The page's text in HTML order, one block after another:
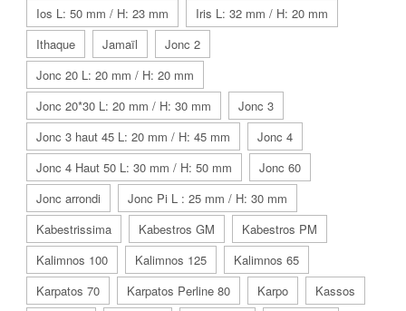
Ios L: 50 mm / H: 23 mm
Iris L: 32 mm / H: 20 mm
Ithaque
Jamaïl
Jonc 2
Jonc 20 L: 20 mm / H: 20 mm
Jonc 20*30 L: 20 mm / H: 30 mm
Jonc 3
Jonc 3 haut 45 L: 20 mm / H: 45 mm
Jonc 4
Jonc 4 Haut 50 L: 30 mm / H: 50 mm
Jonc 60
Jonc arrondi
Jonc Pi L : 25 mm / H: 30 mm
Kabestrissima
Kabestros GM
Kabestros PM
Kalimnos 100
Kalimnos 125
Kalimnos 65
Karpatos 70
Karpatos Perline 80 Karpo
Kassos